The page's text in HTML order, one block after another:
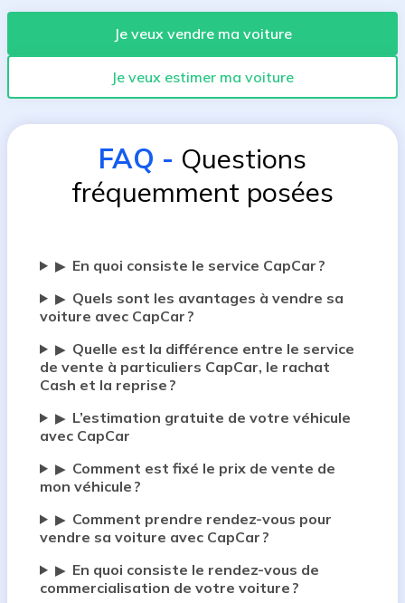
Je veux vendre ma voiture
Je veux estimer ma voiture
FAQ - Questions
fréquemment posées
▶ En quoi consiste le service CapCar ?
▶ Quels sont les avantages à vendre sa
voiture avec CapCar ?
▶ Quelle est la différence entre le service
de vente à particuliers CapCar, le rachat
Cash et la reprise ?
▶ L’estimation gratuite de votre véhicule
avec CapCar
▶ Comment est fixé le prix de vente de
mon véhicule ?
▶ Comment prendre rendez-vous pour
vendre sa voiture avec CapCar ?
▶ En quoi consiste le rendez-vous de
commercialisation de votre voiture ?